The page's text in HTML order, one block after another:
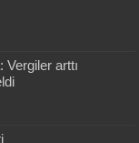
arttı